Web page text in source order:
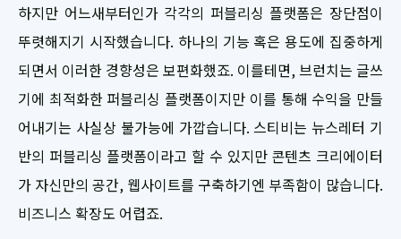
하지만 어느새부터인가 각각의 퍼블리싱 플랫폼은 장단점이
뚜렷해지기 시작했습니다. 하나의 기능 혹은 용도에 집중하게
되면서 이러한 경향성은 보편화했죠. 이를테면, 브런치는 글쓰
기에 최적화한 퍼블리싱 플랫폼이지만 이를 통해 수익을 만들
어내기는 사실상 불가능에 가깝습니다. 스티비는 뉴스레터 기
반의 퍼블리싱 플랫폼이라고 할 수 있지만 콘텐츠 크리에이터
가 자신만의 공간, 웹사이트를 구축하기엔 부족함이 많습니다.
비즈니스 확장도 어렵죠.